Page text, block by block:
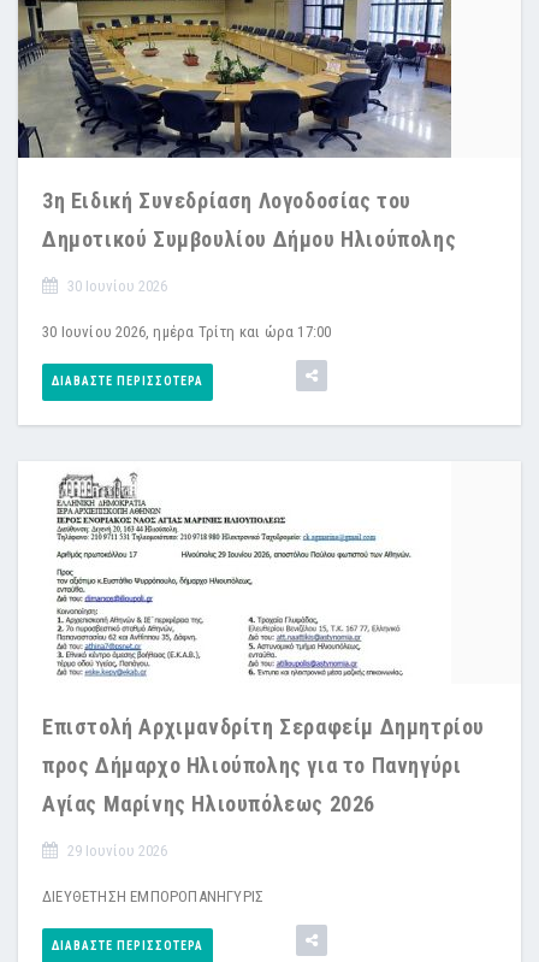
3η Ειδική Συνεδρίαση Λογοδοσίας του
Δημοτικού Συμβουλίου Δήμου Ηλιούπολης
30 Ιουνίου 2026
30 Ιουνίου 2026, ημέρα Τρίτη και ώρα 17:00
ΔΙΑΒΆΣΤΕ ΠΕΡΙΣΣΌΤΕΡΑ
Επιστολή Αρχιμανδρίτη Σεραφείμ Δημητρίου
προς Δήμαρχο Ηλιούπολης για το Πανηγύρι
Αγίας Μαρίνης Ηλιουπόλεως 2026
29 Ιουνίου 2026
ΔΙΕΥΘΕΤΗΣΗ ΕΜΠΟΡΟΠΑΝΗΓΥΡΙΣ
ΔΙΑΒΆΣΤΕ ΠΕΡΙΣΣΌΤΕΡΑ